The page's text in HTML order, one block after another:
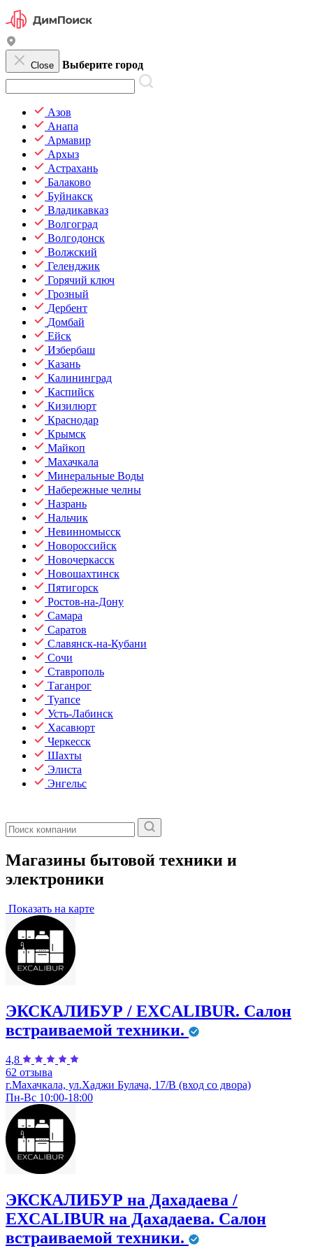
Close Выберите город
Азов
Анапа
Армавир
Архыз
Астрахань
Балаково
Буйнакск
Владикавказ
Волгоград
Волгодонск
Волжский
Геленджик
Горячий ключ
Грозный
Дербент
Домбай
Ейск
Избербаш
Казань
Калининград
Каспийск
Кизилюрт
Краснодар
Крымск
Майкоп
Махачкала
Минеральные Воды
Набережные челны
Назрань
Нальчик
Невинномысск
Новороссийск
Новочеркасск
Новошахтинск
Пятигорск
Ростов-на-Дону
Самара
Саратов
Славянск-на-Кубани
Сочи
Ставрополь
Таганрог
Туапсе
Усть-Лабинск
Хасавюрт
Черкесск
Шахты
Элиста
Энгельс
Магазины бытовой техники и
электроники
Показать на карте
ЭКСКАЛИБУР / EXCALIBUR. ​Салон
встраиваемой техники.
4,8
62 отзыва
г.Махачкала, ул.Хаджи Булача, 17/В (вход со двора)
Пн-Вс 10:00-18:00
ЭКСКАЛИБУР на Дахадаева /
EXCALIBUR на Дахадаева. ​Салон
встраиваемой техники.